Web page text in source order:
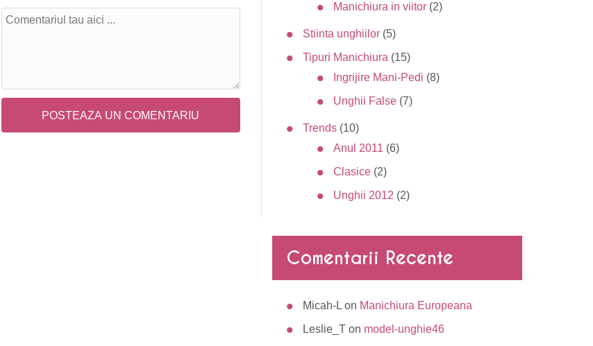
Manichiura in viitor (2)
Stiinta unghiilor (5)
Tipuri Manichiura (15)
Ingrijire Mani-Pedi (8)
Unghii False (7)
Trends (10)
Anul 2011 (6)
Clasice (2)
Unghii 2012 (2)
Comentarii Recente
Micah-L on Manichiura Europeana
Leslie_T on model-unghie46